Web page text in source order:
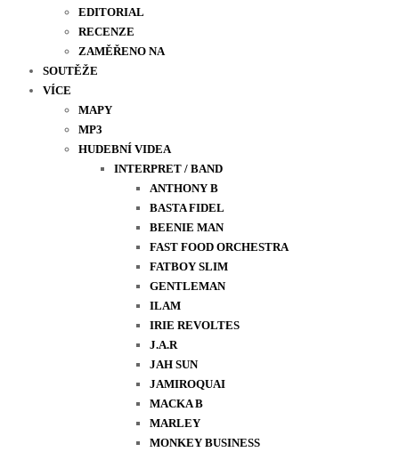
EDITORIAL
RECENZE
ZAMĚŘENO NA
SOUTĚŽE
VÍCE
MAPY
MP3
HUDEBNÍ VIDEA
INTERPRET / BAND
ANTHONY B
BASTA FIDEL
BEENIE MAN
FAST FOOD ORCHESTRA
FATBOY SLIM
GENTLEMAN
ILAM
IRIE REVOLTES
J.A.R
JAH SUN
JAMIROQUAI
MACKA B
MARLEY
MONKEY BUSINESS